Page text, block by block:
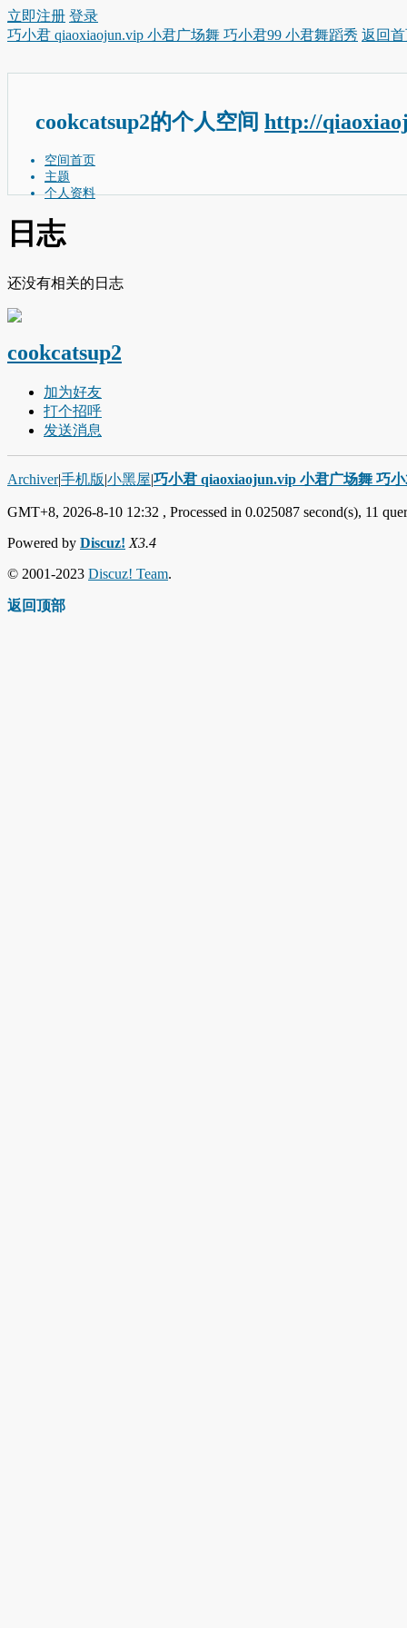
立即注册 登录
巧小君 qiaoxiaojun.vip 小君广场舞 巧小君99 小君舞蹈秀 返回
cookcatsup2的个人空间 http://
空间首页
主题
个人资料
日志
还没有相关的日志
cookcatsup2
加为好友
打个招呼
发送消息
Archiver|手机版|小黑屋|巧小君 qiaoxiaojun.vip 小君广场舞 巧
GMT+8, 2026-8-10 12:32 , Processed in 0.025087 second(s), 11
Powered by Discuz! X3.4
© 2001-2023 Discuz! Team.
返回顶部